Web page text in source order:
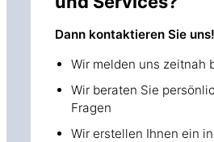
Dann kontaktieren Sie uns!
Wir melden uns zeitnah
Wir beraten Sie
Fragen
Wir erstellen Ihnen ein